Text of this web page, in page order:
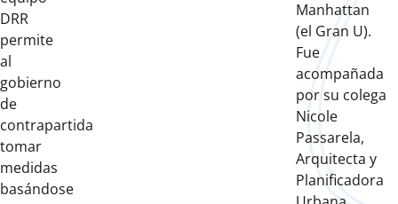
DRR
permite
al
gobierno
de
contrapartida
tomar
medidas
basándose
Manhattan
(el Gran U).
Fue
acompañada
por su colega
Nicole
Passarela,
Arquitecta y
Planificadora